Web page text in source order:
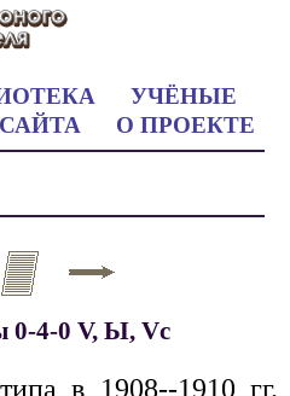
УЧЁНЫЕ
О ПРОЕКТЕ
0-4-0 V, Ы, Vс
в 1908--1910 гг.